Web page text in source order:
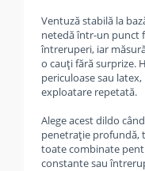
Ventuză stabilă la
netedă într-un punct
întreruperi, iar
o cauți fără surprize.
periculoase sau
exploatare repetată.
Alege acest dildo
penetrație profundă,
toate combinate
constante sau